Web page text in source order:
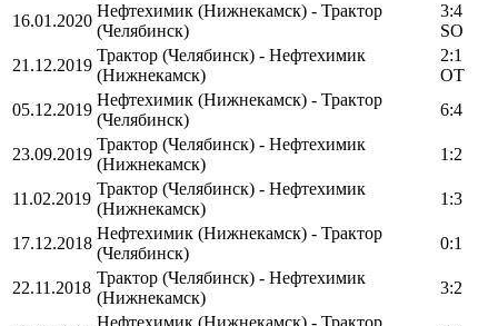
16.01.2020
Нефтехимик (Нижнекамск) - Трактор
(Челябинск)
3:4
SO
21.12.2019
Трактор (Челябинск) - Нефтехимик
(Нижнекамск)
2:1
OT
05.12.2019
Нефтехимик (Нижнекамск) - Трактор
(Челябинск)
6:4
23.09.2019
Трактор (Челябинск) - Нефтехимик
(Нижнекамск)
1:2
11.02.2019
Трактор (Челябинск) - Нефтехимик
(Нижнекамск)
1:3
17.12.2018
Нефтехимик (Нижнекамск) - Трактор
(Челябинск)
0:1
22.11.2018
Трактор (Челябинск) - Нефтехимик
(Нижнекамск)
3:2
Нефтехимик (Нижнекамск) - Трактор